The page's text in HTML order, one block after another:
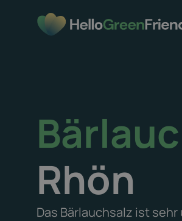
Rhön
Das Bärlauchsalz ist